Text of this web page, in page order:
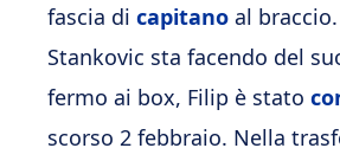
fascia di capitano al braccio.
Stankovic sta facendo del
fermo ai box, Filip è stato
scorso 2 febbraio. Nella